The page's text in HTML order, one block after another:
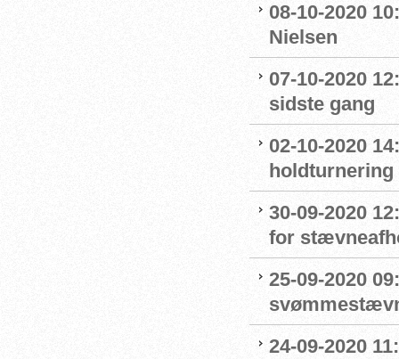
08-10-2020
Nielsen
07-10-2020
sidste gang
02-10-2020
holdturnering
30-09-2020
for
25-09-2020
24-09-2020